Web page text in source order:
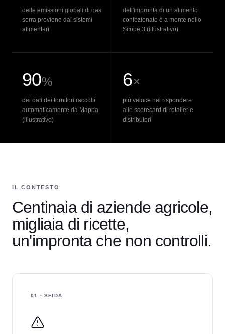
delle emissioni globali di gas
serra proviene dai sistemi
alimentari
dell'impronta di un alimento
confezionato è a monte nello
Scope 3 (illustrativo)
90%
dei dati dei fornitori raccolti
automaticamente da Mappa
(illustrativo)
6×
più veloce nel rispondere
alle scorecard di retailer e
distributori
IL CONTESTO
Centinaia di aziende agricole,
migliaia di ricette,
un'impronta che non controlli.
01 · SFIDA